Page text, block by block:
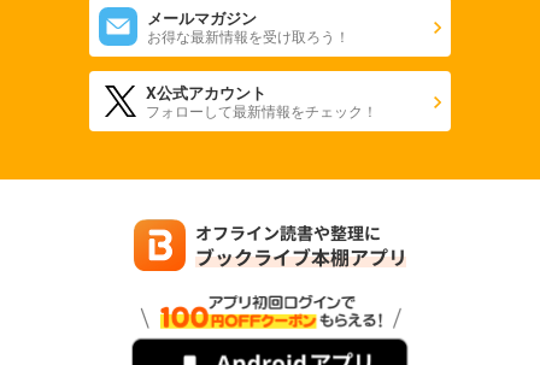
メールマガジン
お得な最新情報を受け取ろう！
X公式アカウント
フォローして最新情報をチェック！